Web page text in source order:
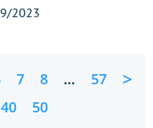
2023
7 8 … 57 >
40 50